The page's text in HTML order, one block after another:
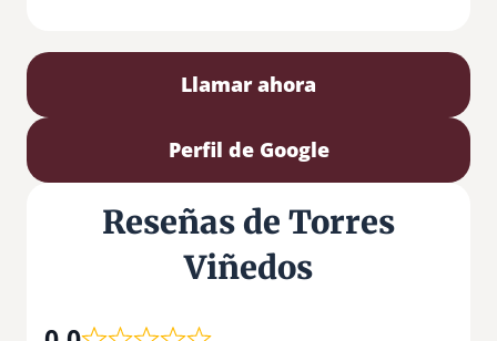
Llamar ahora
Perfil de Google
Reseñas de Torres
Viñedos